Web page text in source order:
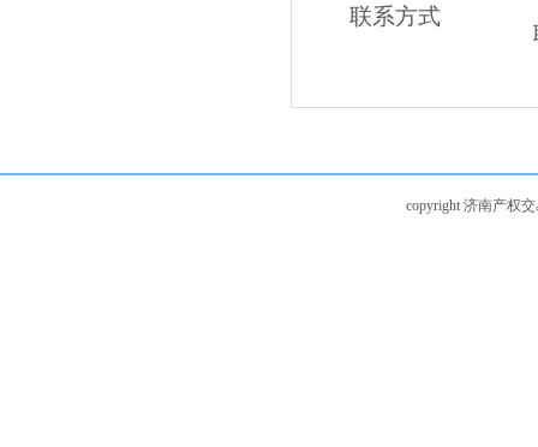
联系方式
copyright 济南产权